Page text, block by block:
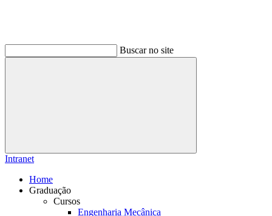
Buscar no site
Buscar
Intranet
Home
Graduação
Cursos
Engenharia Mecânica